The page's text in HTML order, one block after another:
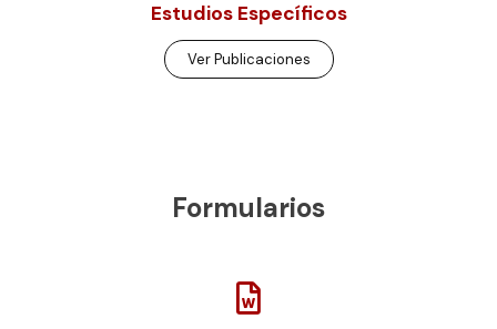
Estudios Específicos
Ver Publicaciones
Formularios